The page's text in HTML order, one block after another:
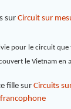
sur Circuit sur
pour le circuit que
le Vietnam en
fillesur Circuits